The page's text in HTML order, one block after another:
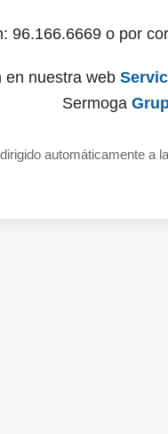
96.166.6669 o por
en nuestra web
Sermoga
automáticamente a